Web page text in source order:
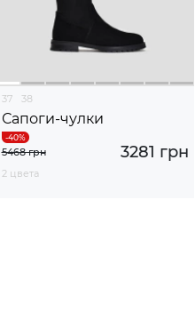
37 38
Сапоги-чулки
3281 грн
5468 грн
2 цвета